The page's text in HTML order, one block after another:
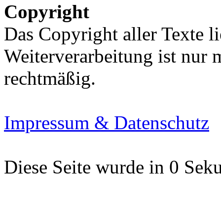
Copyright
Das Copyright aller Texte
Weiterverarbeitung ist nur
rechtmäßig.
Impressum & Datenschutz
Diese Seite wurde in 0